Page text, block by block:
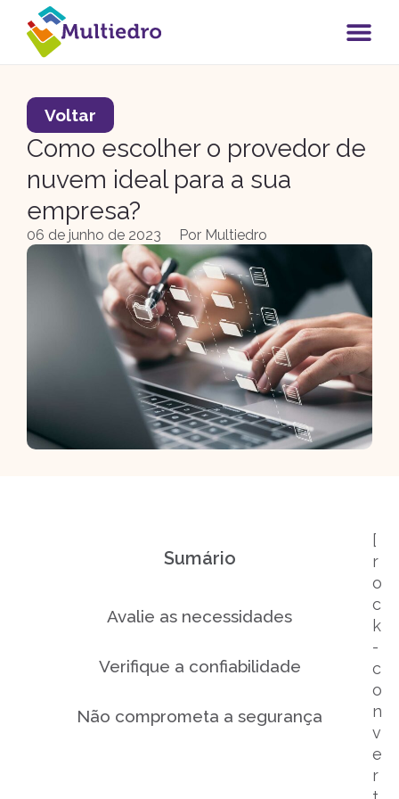
Voltar
Como escolher o provedor de
nuvem ideal para a sua
empresa?
06 de junho de 2023 Por Multiedro
[
r
o
c
k
-
c
o
n
v
e
r
Sumário
Avalie as necessidades
Verifique a confiabilidade
Não comprometa a segurança